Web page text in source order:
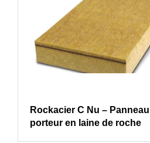
Rockacier C Nu –
porteur en laine de roche